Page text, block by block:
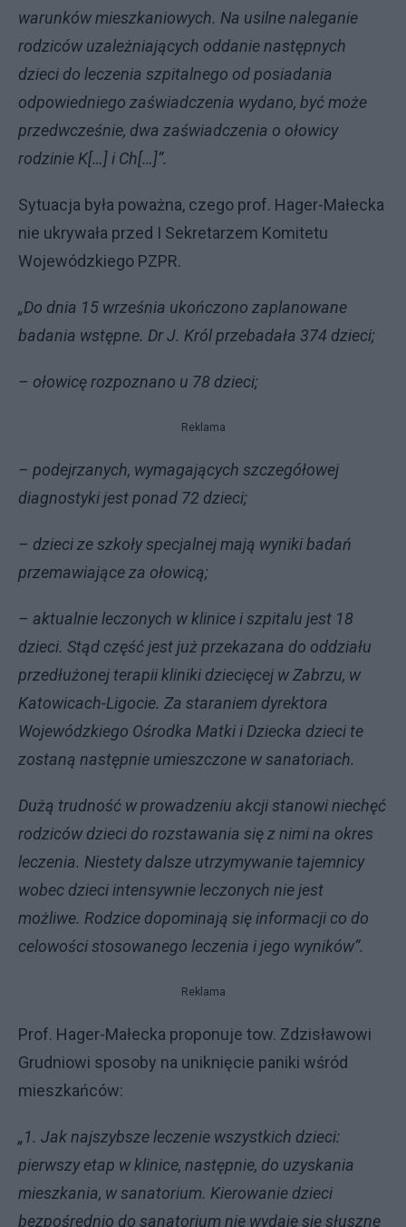
warunków mieszkaniowych. Na usilne naleganie
rodziców uzależniających oddanie następnych
dzieci do leczenia szpitalnego od posiadania
odpowiedniego zaświadczenia wydano, być może
przedwcześnie, dwa zaświadczenia o ołowicy
rodzinie K[…] i Ch[…]”.
Sytuacja była poważna, czego prof. Hager-Małecka
nie ukrywała przed I Sekretarzem Komitetu
Wojewódzkiego PZPR.
„Do dnia 15 września ukończono zaplanowane
badania wstępne. Dr J. Król przebadała 374 dzieci;
– ołowicę rozpoznano u 78 dzieci;
Reklama
– podejrzanych, wymagających szczegółowej
diagnostyki jest ponad 72 dzieci;
– dzieci ze szkoły specjalnej mają wyniki badań
przemawiające za ołowicą;
– aktualnie leczonych w klinice i szpitalu jest 18
dzieci. Stąd część jest już przekazana do oddziału
przedłużonej terapii kliniki dziecięcej w Zabrzu, w
Katowicach-Ligocie. Za staraniem dyrektora
Wojewódzkiego Ośrodka Matki i Dziecka dzieci te
zostaną następnie umieszczone w sanatoriach.
Dużą trudność w prowadzeniu akcji stanowi niechęć
rodziców dzieci do rozstawania się z nimi na okres
leczenia. Niestety dalsze utrzymywanie tajemnicy
wobec dzieci intensywnie leczonych nie jest
możliwe. Rodzice dopominają się informacji co do
celowości stosowanego leczenia i jego wyników”.
Reklama
Prof. Hager-Małecka proponuje tow. Zdzisławowi
Grudniowi sposoby na uniknięcie paniki wśród
mieszkańców:
„1. Jak najszybsze leczenie wszystkich dzieci:
pierwszy etap w klinice, następnie, do uzyskania
mieszkania, w sanatorium. Kierowanie dzieci
bezpośrednio do sanatorium nie wydaje się słuszne